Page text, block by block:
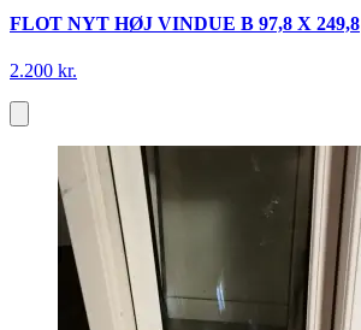
FLOT NYT HØJ VINDUE B 97,8 X 249,8
2.200 kr.